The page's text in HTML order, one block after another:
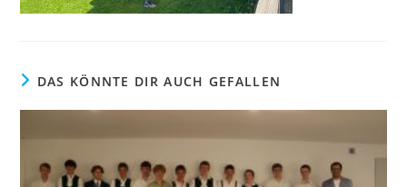
DAS KÖNNTE DIR AUCH GEFALLEN